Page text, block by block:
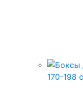
170-198